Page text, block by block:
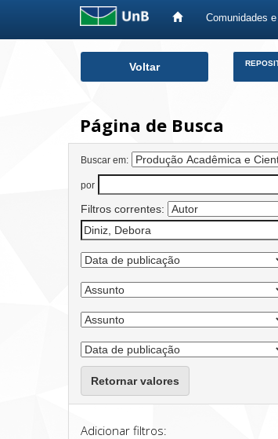
Comunidades
Voltar
Página de Busca
Buscar em:
por
Filtros correntes:
Retornar valores
Adicionar filtros: